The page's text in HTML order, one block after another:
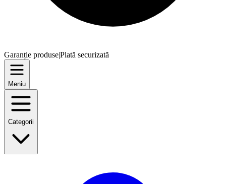
Garanție produse|Plată securizată
Meniu
Categorii